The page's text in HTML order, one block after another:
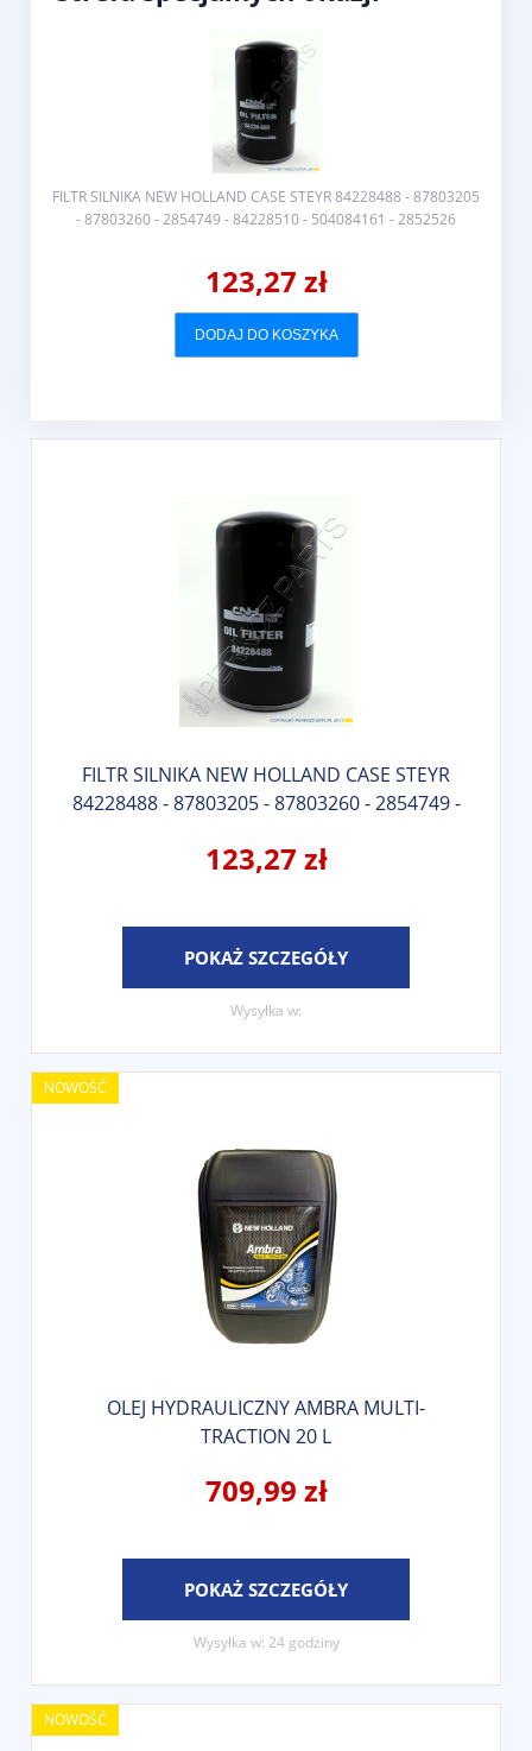
FILTR SILNIKA NEW HOLLAND CASE STEYR 84228488 - 87803205
- 87803260 - 2854749 - 84228510 - 504084161 - 2852526
123,27 zł
DODAJ DO KOSZYKA
FILTR SILNIKA NEW HOLLAND CASE STEYR
84228488 - 87803205 - 87803260 - 2854749 -
123,27 zł
POKAŻ SZCZEGÓŁY
Wysyłka w:
OLEJ HYDRAULICZNY AMBRA MULTI-
TRACTION 20 L
709,99 zł
POKAŻ SZCZEGÓŁY
Wysyłka w: 24 godziny
NOWOŚĆ
NOWOŚĆ